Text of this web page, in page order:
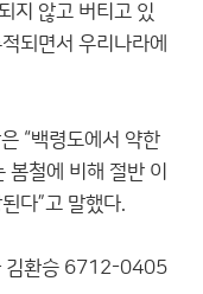
지 않고 버티고 있
되면서 우리나라에
“백령도에서 약한
철에 비해 절반 이
다”고 말했다.
김환승 6712-0405